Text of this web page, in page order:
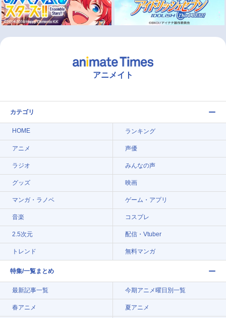
アニメイト
カテゴリ
HOME ランキング
アニメ 声優
ラジオ みんなの声
グッズ 映画
マンガ・ラノベ ゲーム・アプリ
音楽 コスプレ
2.5次元 配信・Vtuber
トレンド 無料マンガ
特集/一覧まとめ
最新記事一覧 今期アニメ曜日別一覧
春アニメ 夏アニメ